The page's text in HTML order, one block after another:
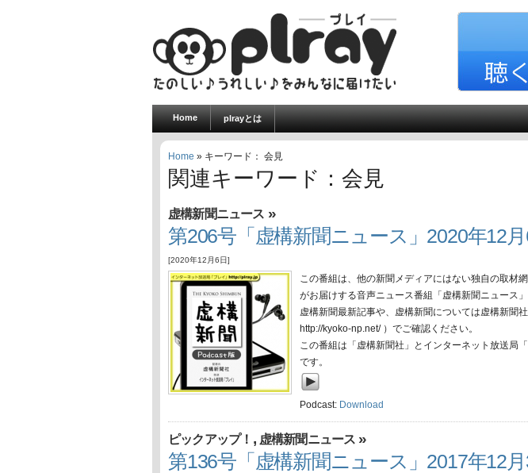
Home plrayとは
Home » キーワード： 会見
関連キーワード：会見
虚構新聞ニュース »
第206号「虚構新聞ニュース」2020年12月
[2020年12月6日]
この番組は、他の新聞メディアにはない独自の取材
がお届けする音声ニュース番組「虚構新聞ニュース」
虚構新聞最新記事や、虚構新聞については虚構新聞
http://kyoko-np.net/ ）でご確認ください。
この番組は「虚構新聞社」とインターネット放送局
です。
Podcast: Download
ピックアップ！ , 虚構新聞ニュース »
第136号「虚構新聞ニュース」2017年12月